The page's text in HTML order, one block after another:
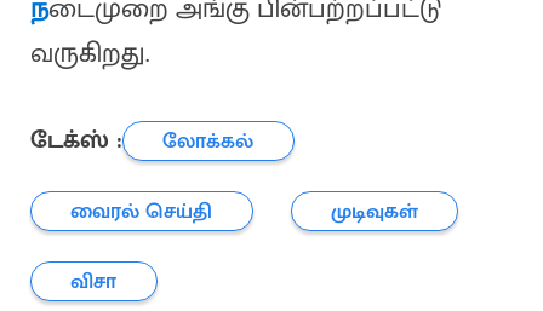
நடைமுறை அங்கு பின்பற்றப்பட்டு
வருகிறது.
டேக்ஸ் :
லோக்கல்
வைரல் செய்தி
முடிவுகள்
விசா